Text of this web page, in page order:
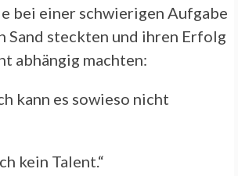
bei einer schwierigen Aufgabe
Sand steckten und ihren Erfolg
abhängig machten:
kann es sowieso nicht
kein Talent.“